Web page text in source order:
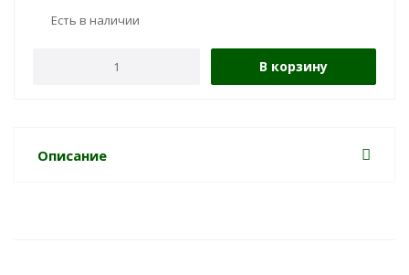
Есть в наличии
В корзину
Описание